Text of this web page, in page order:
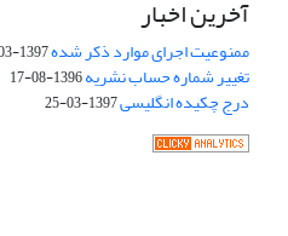
آخرین اخبار
ممنوعیت اجرای موارد ذکر شده1397-03-25
تغییر شماره حساب نشریه1396-08-17
درج چکیده انگلیسی1397-03-25